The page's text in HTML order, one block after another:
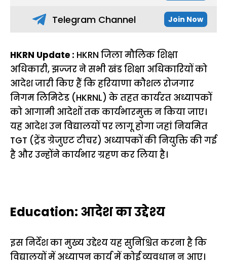
Telegram Channel Join Now
HKRN Update : HKRN जिला मौलिक शिक्षा
अधिकारी, झज्जर ने सभी खंड शिक्षा अधिकारियों को
आदेश जारी किए हैं कि हरियाणा कौशल रोजगार
निगम लिमिटेड (HKRNL) के तहत कार्यरत अध्यापकों
को आगामी आदेशों तक कार्यभारमुक्त न किया जाए।
यह आदेश उन विद्यालयों पर लागू होगा जहां नियमित
TGT (ट्रेंड ग्रेजुएट टीचर) अध्यापकों की नियुक्ति की गई
है और उन्होंने कार्यभार ग्रहण कर लिया है।
Education: आदेश का उद्देश्य
इस निर्देश का मुख्य उद्देश्य यह सुनिश्चित करना है कि
विद्यालयों में अध्यापन कार्य में कोई व्यवधान न आए।